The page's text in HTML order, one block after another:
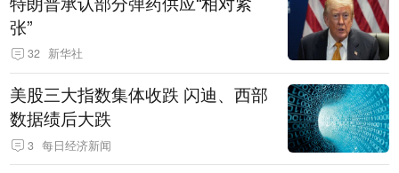
张”
32 新华社
美股三大指数集体收跌 闪迪、西部
数据绩后大跌
3 每日经济新闻